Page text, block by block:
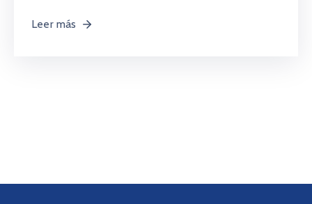
Leer más